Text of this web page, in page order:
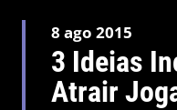
8 ago 2015
3 Ideias
Atrair